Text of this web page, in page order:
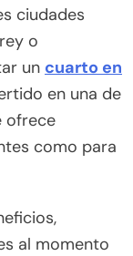
ciudades
o
un cuarto en
en una de
ofrece
como para
al momento